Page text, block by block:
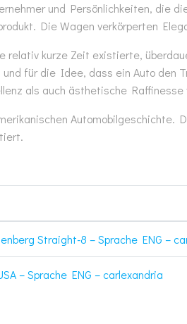
und Persönlichkeiten, die
Die Wagen verkörperten
kurze Zeit existierte,
für die Idee, dass ein Auto
als auch ästhetische Raffinesse
Straight-8 – Sprache ENG –
– Sprache ENG – carlexandria